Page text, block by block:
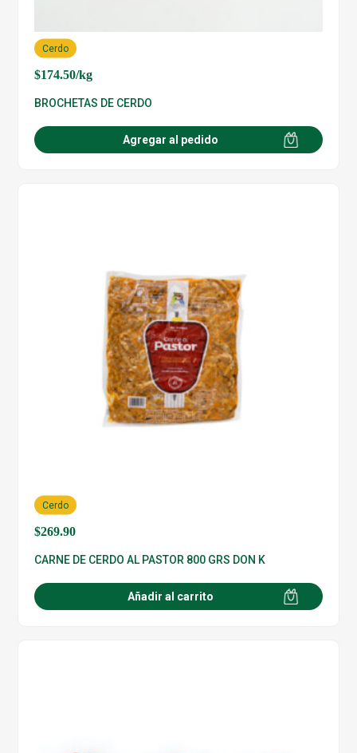
$174.50/kg
Cerdo
BROCHETAS DE CERDO
Agregar al pedido
$269.90
Cerdo
CARNE DE CERDO AL PASTOR 800 GRS DON K
Añadir al carrito